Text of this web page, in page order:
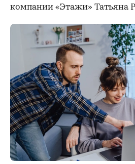
компании «Этажи» Татьяна